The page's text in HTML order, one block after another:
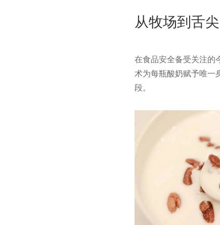
从牧场到舌
在食品安全备受关注的
术为每瓶酸奶赋予唯一
段。